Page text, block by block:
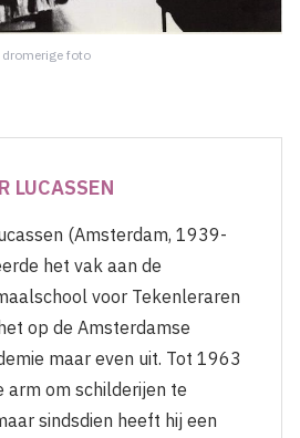
dromerige foto
LUCASSEN
(Amsterdam, 1939-
het vak aan de
voor Tekenleraren
op de Amsterdamse
maar even uit. Tot 1963
arm om schilderijen te
sindsdien heeft hij een